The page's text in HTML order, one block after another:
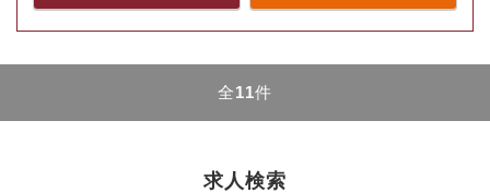
全11件
求人検索